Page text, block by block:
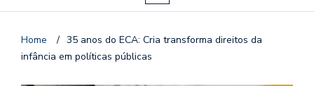
Home / 35 anos do ECA: Cria transforma direitos da
infância em políticas públicas